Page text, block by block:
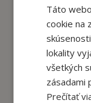
Táto
cookie na
lokality
všetkých
zásadami
Prečítať